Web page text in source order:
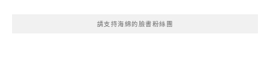
請支持海綿的臉書粉絲團